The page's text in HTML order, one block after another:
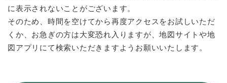
に表示されないことがございます。
そのため、時間を空けてから再度アクセスをお試しいただ
くか、お急ぎの方は大変恐れ入りますが、地図サイトや地
図アプリにて検索いただきますようお願いいたします。